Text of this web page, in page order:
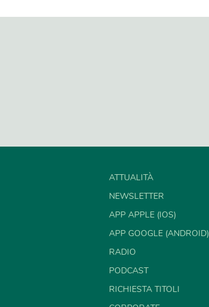
ATTUALITÀ
NEWSLETTER
APP APPLE (IOS)
APP GOOGLE (ANDROID)
RADIO
PODCAST
RICHIESTA TITOLI